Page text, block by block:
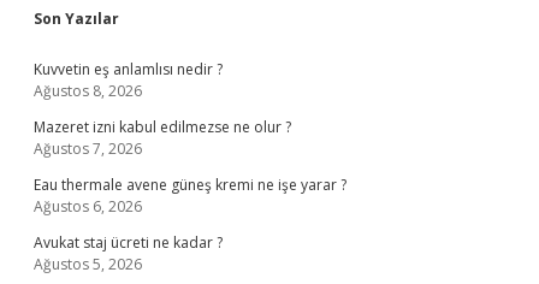
Sidebar
Son Yazılar
Kuvvetin eş anlamlısı nedir ?
Ağustos 8, 2026
Mazeret izni kabul edilmezse ne olur ?
Ağustos 7, 2026
Eau thermale avene güneş kremi ne işe yarar ?
Ağustos 6, 2026
Avukat staj ücreti ne kadar ?
Ağustos 5, 2026